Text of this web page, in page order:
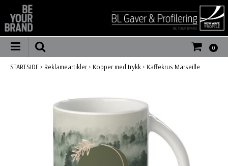
0
STARTSIDE> Reklameartikler> Kopper med trykk> Kaffekrus Marseille